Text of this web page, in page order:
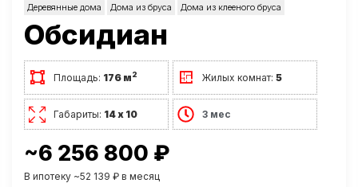
Деревянные дома Дома из бруса Дома из клееного бруса
Обсидиан
Площадь: 176 м2 Жилых комнат:5
Габариты: 14 х 10 3 мес
~6 256 800 ₽
В ипотеку ~52 139 ₽ в месяц